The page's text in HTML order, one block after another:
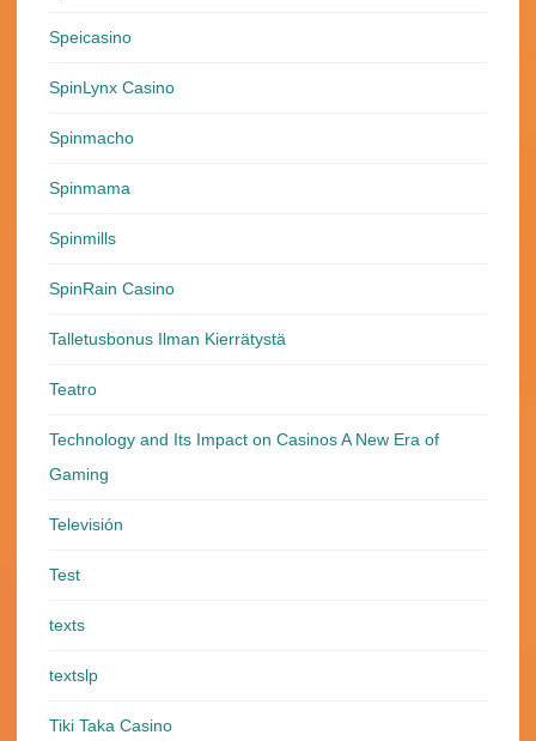
Speicasino
SpinLynx Casino
Spinmacho
Spinmama
Spinmills
SpinRain Casino
Talletusbonus Ilman Kierrätystä
Teatro
Technology and Its Impact on Casinos A New Era of
Gaming
Televisión
Test
texts
textslp
Tiki Taka Casino